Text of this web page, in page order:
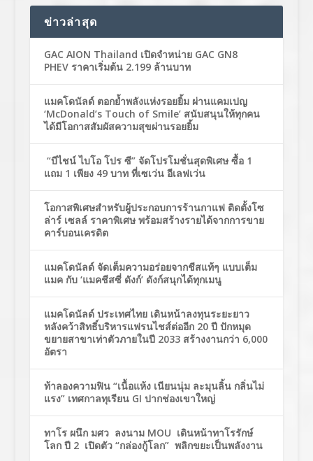
ข่าวล่าสุด
GAC AION Thailand เปิดจำหน่าย GAC GN8
PHEV ราคาเริ่มต้น 2.199 ล้านบาท
แมคโดนัลด์ ตอกย้ำพลังแห่งรอยยิ้ม ผ่านแคมเปญ
‘McDonald’s Touch of Smile’ สนับสนุนให้ทุกคน
ได้มีโอกาสสัมผัสความสุขผ่านรอยยิ้ม
“บีไชน์ ไบโอ โปร ซี” จัดโปรโมชั่นสุดพิเศษ ซื้อ 1
แถม 1 เพียง 49 บาท ที่เซเว่น อีเลฟเว่น
โอกาสพิเศษสำหรับผู้ประกอบการร้านกาแฟ ติดตั้งโซ
ล่าร์ เซลล์ ราคาพิเศษ พร้อมสร้างรายได้จากการขาย
คาร์บอนเครดิต
แมคโดนัลด์ จัดเต็มความอร่อยจากชีสแท้ๆ แบบเต็ม
แมค กับ ‘แมคชีสซี่ ดังก์’ ดังก์สนุกได้ทุกเมนู
แมคโดนัลด์ ประเทศไทย เดินหน้าลงทุนระยะยาว
หลังคว้าสิทธิ์บริหารแฟรนไชส์ต่ออีก 20 ปี ปักหมุด
ขยายสาขาเท่าตัวภายในปี 2033 สร้างงานกว่า 6,000
อัตรา
ท้าลองความฟิน “เนื้อแห้ง เนียนนุ่ม ละมุนลิ้น กลิ่นไม่
แรง” เทศกาลทุเรียน GI ปากช่องเขาใหญ่
ทาโร ผนึก มศว ลงนาม MOU เดินหน้าทาโรรักษ์
โลก ปี 2 เปิดตัว “กล่องกู้โลก” พลิกขยะเป็นพลังงาน